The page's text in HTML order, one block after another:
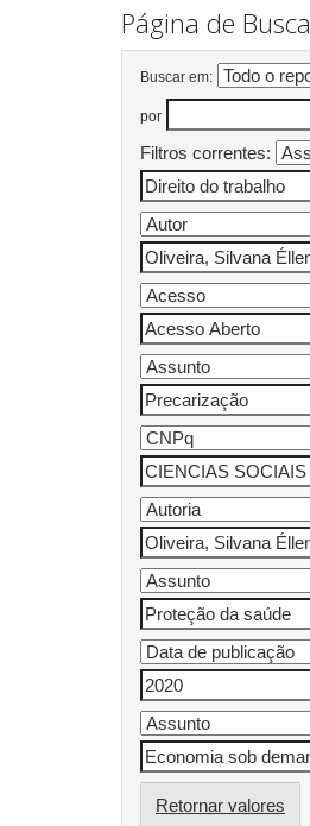
Página de Busca
Buscar em:
por
Filtros correntes:
Retornar valores